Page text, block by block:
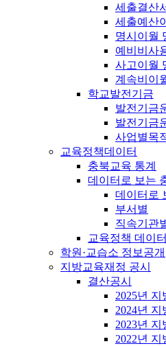
세출결산
세출예산
명시이월
예비비사
사고이월
계속비이
학교발전기금
발전기금
발전기금
사업별목
교육정책데이터
충북교육 통계
데이터로 보는
데이터로
부서별
직속기관
교육정책 데이
학원·교습소 정보공개
지방교육재정 공시
결산공시
2025년
2024년
2023년
2022년